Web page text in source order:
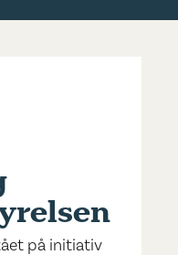
på initiativ